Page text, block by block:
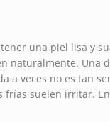
una piel lisa y
naturalmente. Una
a veces no es tan
frías suelen irritar.